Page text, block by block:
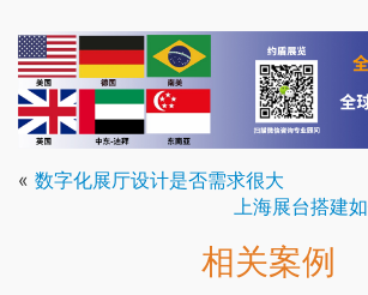
« 数字化展厅设计是否需求很大
上海展台搭建
相关案例